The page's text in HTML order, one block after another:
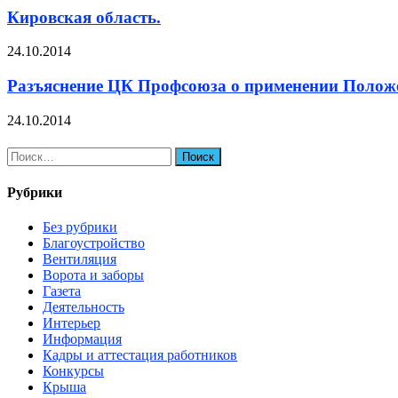
Кировская область.
24.10.2014
Разъяснение ЦК Профсоюза о применении
24.10.2014
Найти:
Рубрики
Без рубрики
Благоустройство
Вентиляция
Ворота и заборы
Газета
Деятельность
Интерьер
Информация
Кадры и аттестация работников
Конкурсы
Крыша